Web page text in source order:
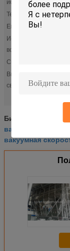
источник:
Температура:100-
Емкость:
Испарение
воды:
Сила:
Высокий
свет:
Бирки:
вакуумная
вакуумная